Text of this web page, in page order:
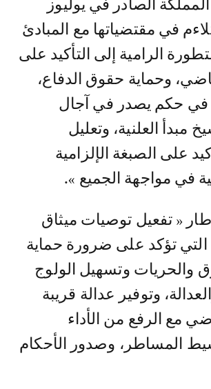
الصادر في يوليوز
تتلاءم في مقتضياتها مع المبادئ
الرامية إلى التأكيد على
وحماية حقوق الدفاع،
حكم يصدر في آجال
مبدأ العلنية، وتعليل
على الصبغة الإلزامية
في مواجهة الجميع ».
« تفعيل توصيات ميثاق
التي تؤكد على ضرورة حماية
والحريات وتسهيل الولوج
وتوفير عدالة قريبة
مع الرفع من الأداء
المساطر، وصدور الأحكام